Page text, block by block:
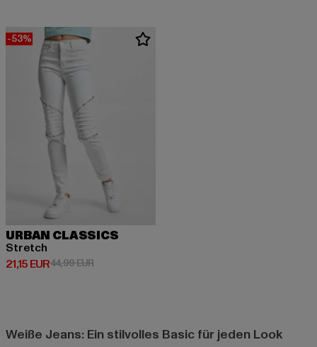
-53%
URBAN CLASSICS
Stretch
21,15 EUR
Derzeitiger Preis: 21,15 EUR
44,99 EURAktionspreis: 44,99 EUR
Weiße Jeans: Ein stilvolles Basic für jeden Look